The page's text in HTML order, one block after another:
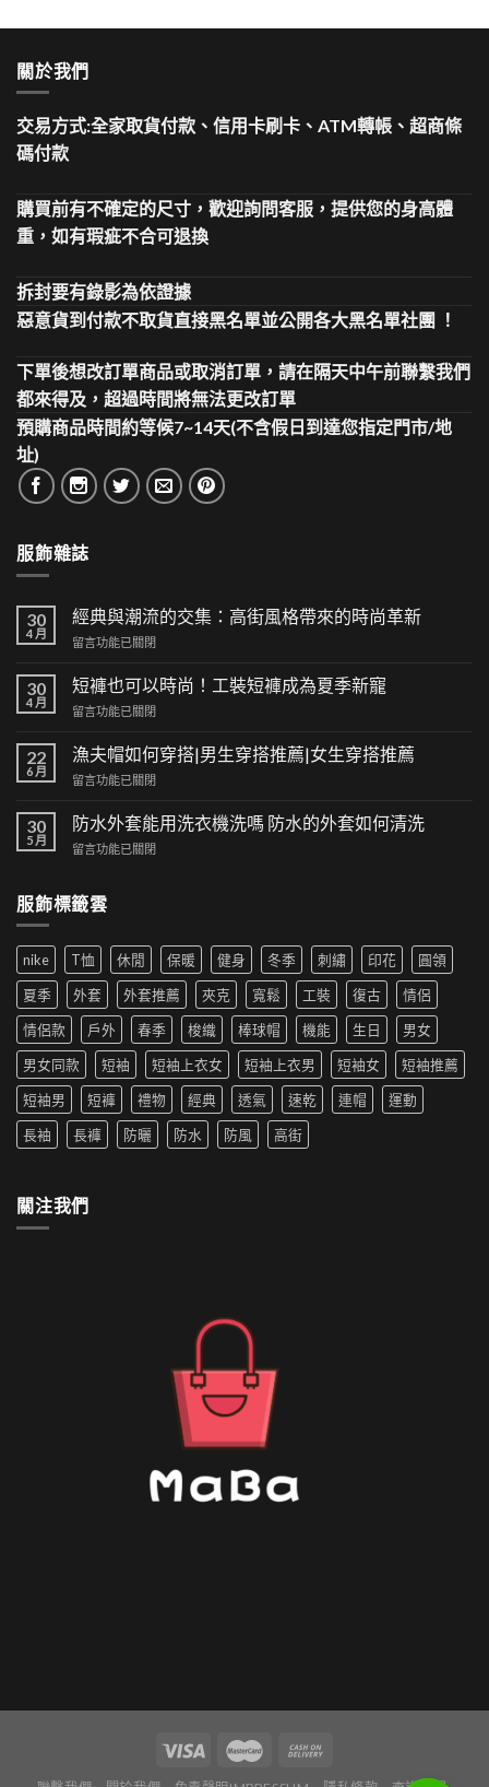
關於我們
交易方式:全家取貨付款、信用卡刷卡、ATM轉帳、超商條
碼付款
購買前有不確定的尺寸，歡迎詢問客服，提供您的身高體
重，如有瑕疵不合可退換
拆封要有錄影為依證據
惡意貨到付款不取貨直接黑名單並公開各大黑名單社團 ！
下單後想改訂單商品或取消訂單，請在隔天中午前聯繫我們
都來得及，超過時間將無法更改訂單
預購商品時間約等候7~14天(不含假日到達您指定門市/地
址)
服飾雜誌
30
4 月
經典與潮流的交集：高街風格帶來的時尚革新
在
典
與
潮
的
交
集：
街
風
來
尚
革
新〉
中
留言功能已關閉
30
4 月
短褲也可以時尚！工裝短褲成為夏季新寵
在
褲
也
可
時
尚！
工
短
褲
為
夏
季
新
寵〉
中
留言功能已關閉
22
6 月
漁夫帽如何穿搭|男生穿搭推薦|女生穿搭推薦
在
夫
帽
如
搭|
生
穿
搭
推
薦|
女
生
穿
推
薦〉
中
留言功能已關閉
30
5 月
防水外套能用洗衣機洗嗎 防水的外套如何清洗
在
外
用
洗
衣
機
嗎
防
水
的
外
套
清
洗〉
留言功能已關閉
服飾標籤雲
nike T恤 休閒 保暖 健身 冬季 刺繡 印花
圓領
夏季
外套 外套推薦 夾克 寬鬆 工裝 復古
情侶
情侶款
戶外 春季 梭織 棒球帽 機能 生日
男女
男女同款
短袖 短袖上衣女 短袖上衣男 短袖女
短袖推薦
短袖男
短褲 禮物 經典 透氣 速乾 連帽
運動
長袖
長褲 防曬 防水 防風 高街
關注我們